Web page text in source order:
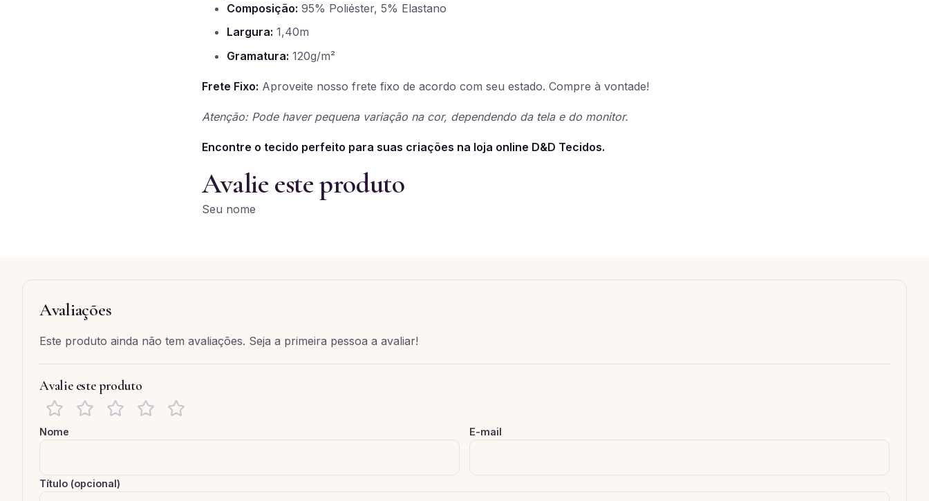
Composição: 95% Poliéster, 5% Elastano
Largura: 1,40m
Gramatura: 120g/m²
Frete Fixo: Aproveite nosso frete fixo de acordo com seu estado. Compre à vontade!
Atenção: Pode haver pequena variação na cor, dependendo da tela e do monitor.
Encontre o tecido perfeito para suas criações na loja online D&D Tecidos.
Avalie este produto
Seu nome
Avaliações
Este produto ainda não tem avaliações. Seja a primeira pessoa a avaliar!
Avalie este produto
Nome E-mail
Título (opcional)